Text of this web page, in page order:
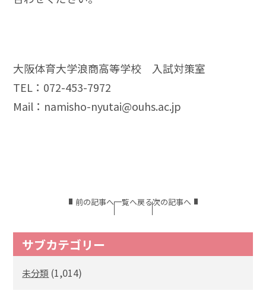
大阪体育大学浪商高等学校 入試対策室
TEL：072-453-7972
Mail：namisho-nyutai@ouhs.ac.jp
前の記事へ一覧へ戻る次の記事へ
サブカテゴリー
未分類 (1,014)